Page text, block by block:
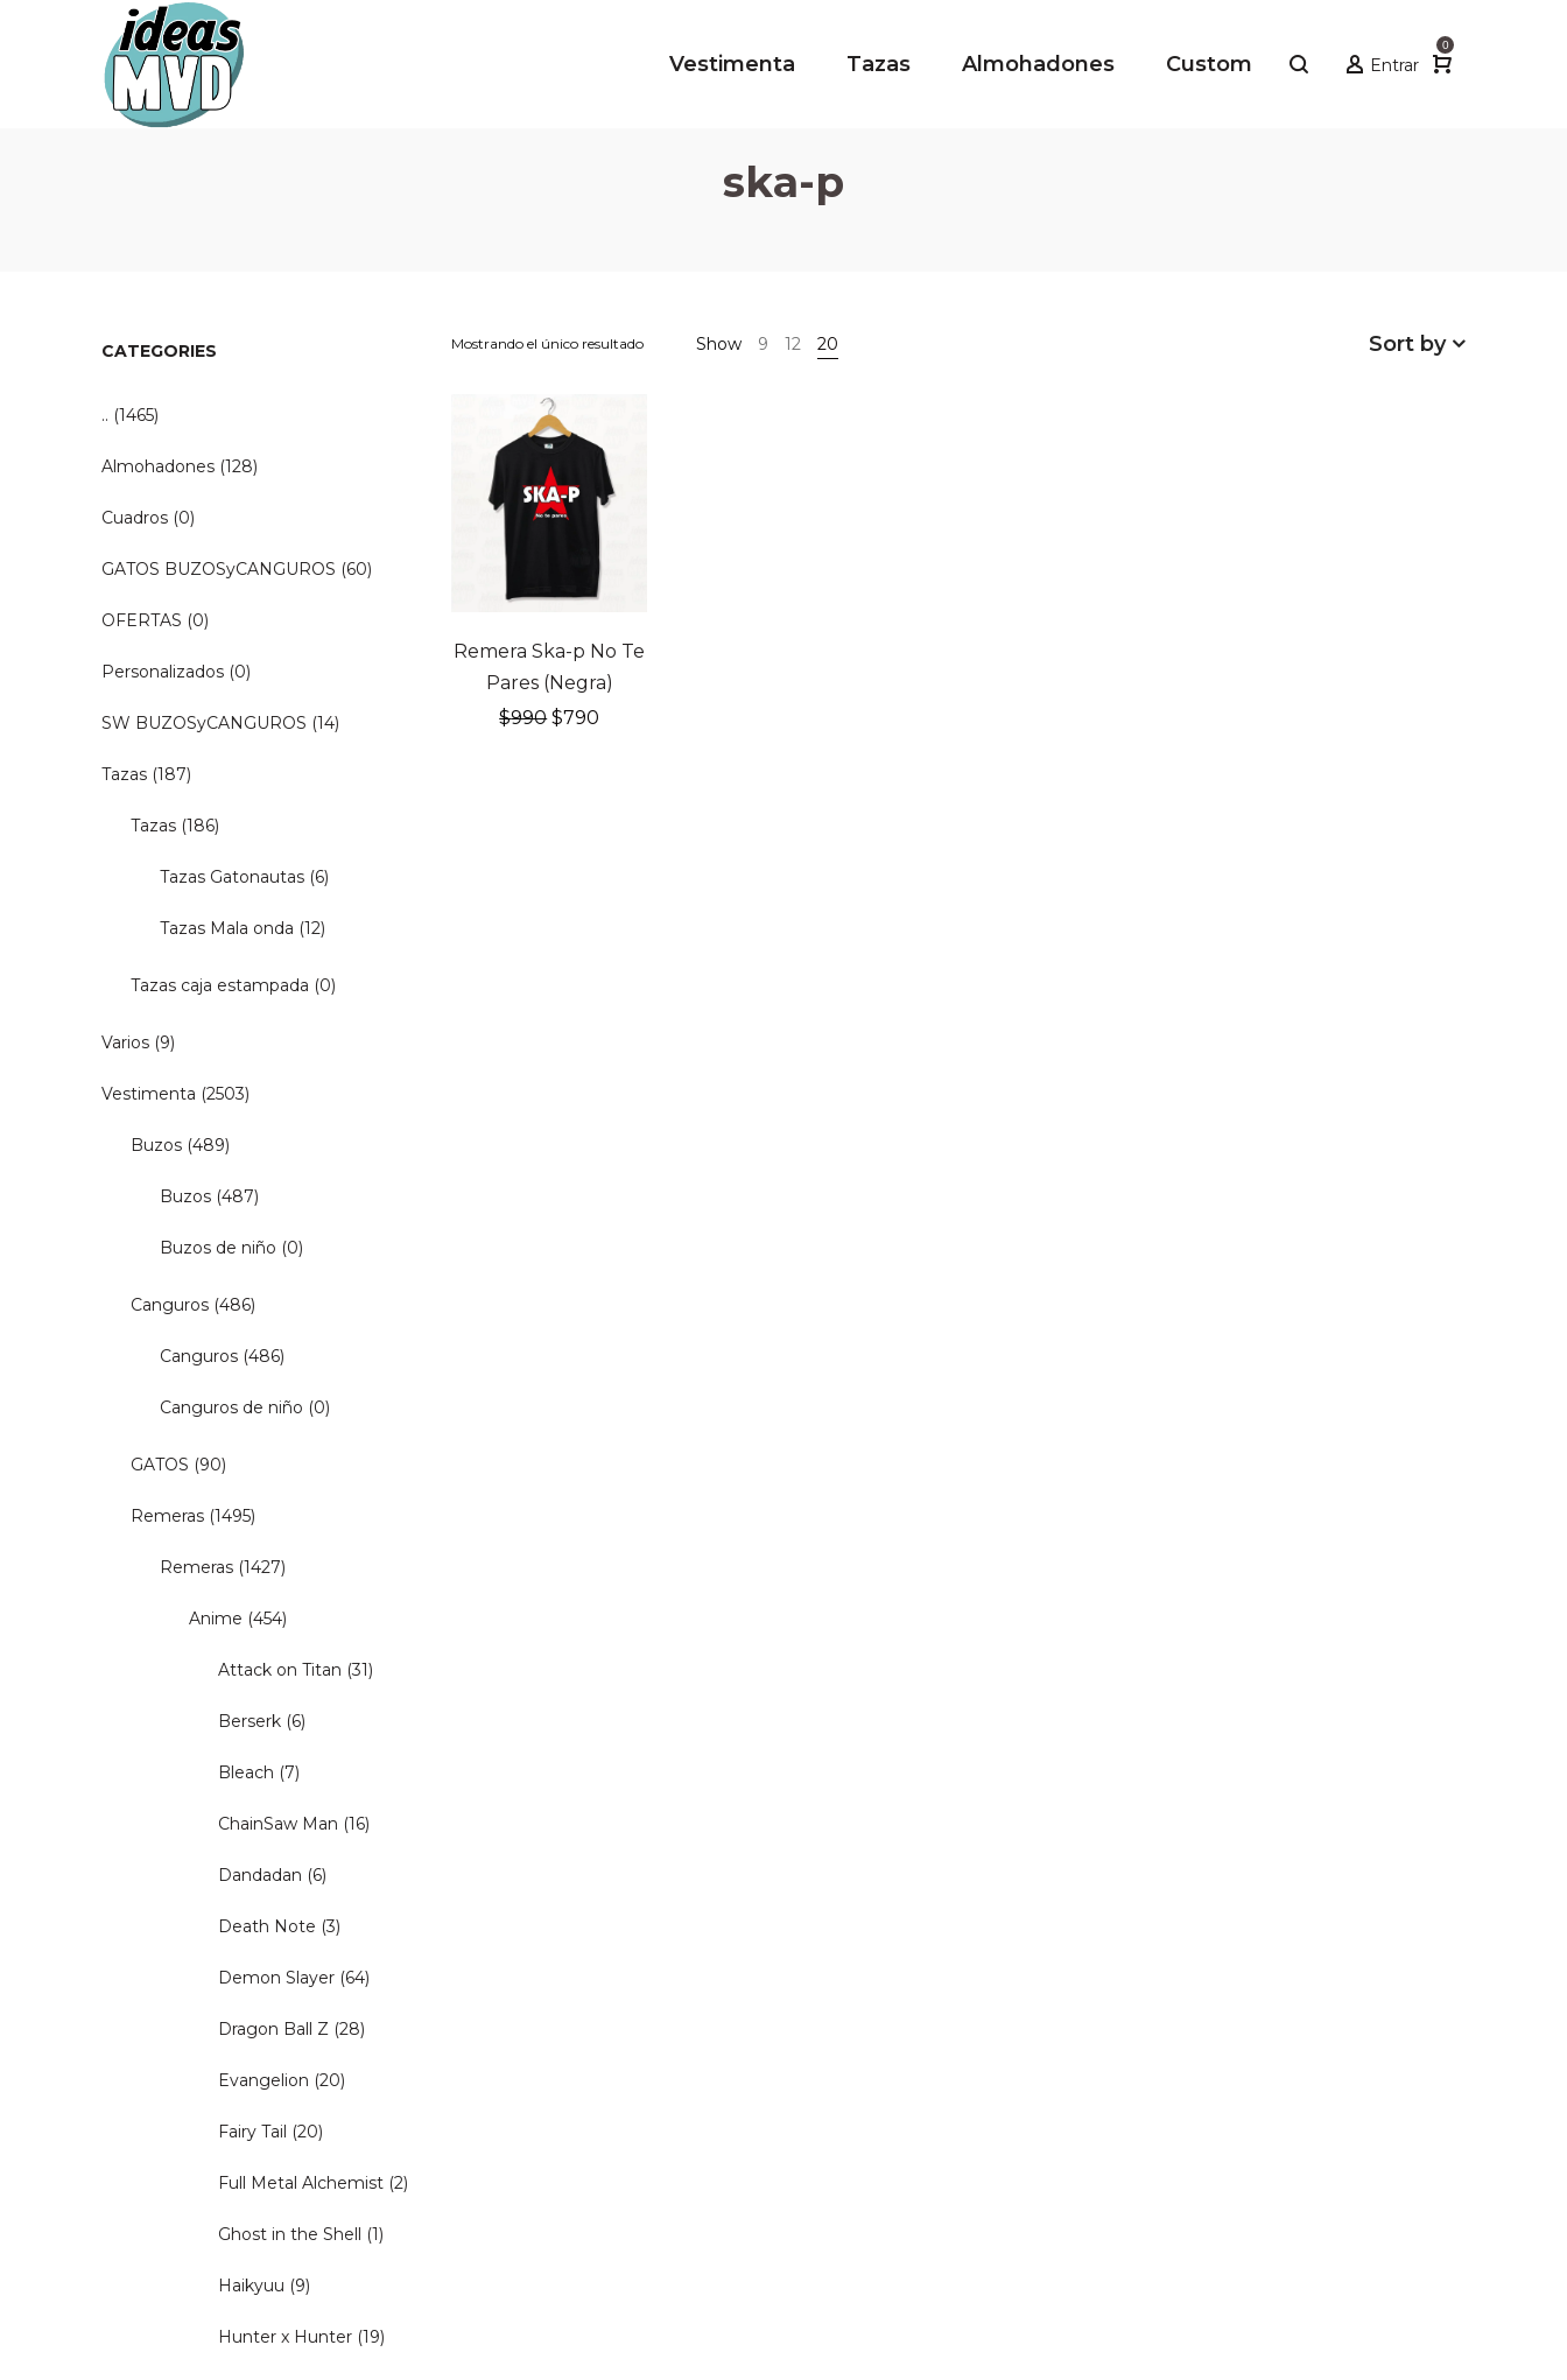
Ideas
Ideas Entrar
0
Vestimenta Tazas Almohadones Custom
ska-p
Mostrando el único resultado Show 9 12 20 Sort by
20% OFF
Remera Ska-p No Te
Pares (Negra)
$990El
$790
CATEGORIES
.. (1465)
Almohadones (128)
Cuadros (0)
GATOS BUZOSyCANGUROS (60)
OFERTAS (0)
Personalizados (0)
SW BUZOSyCANGUROS (14)
Tazas (187)
Tazas (186)
Tazas Gatonautas (6)
Tazas Mala onda (12)
Tazas caja estampada (0)
Varios (9)
Vestimenta (2503)
Buzos (489)
Buzos (487)
Buzos de niño (0)
Canguros (486)
Canguros (486)
Canguros de niño (0)
GATOS (90)
Remeras (1495)
Remeras (1427)
Anime (454)
Attack on Titan (31)
Berserk (6)
Bleach (7)
ChainSaw Man (16)
Dandadan (6)
Death Note (3)
Demon Slayer (64)
Dragon Ball Z (28)
Evangelion (20)
Fairy Tail (20)
Full Metal Alchemist (2)
Ghost in the Shell (1)
Haikyuu (9)
Hunter x Hunter (19)